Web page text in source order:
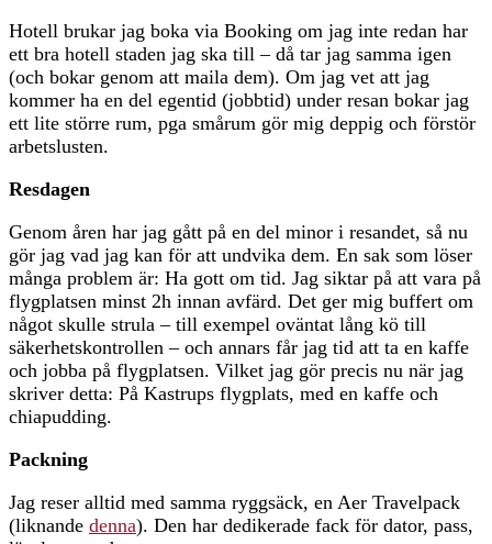
Hotell brukar jag boka via Booking om jag inte redan har
ett bra hotell staden jag ska till – då tar jag samma igen
(och bokar genom att maila dem). Om jag vet att jag
kommer ha en del egentid (jobbtid) under resan bokar jag
ett lite större rum, pga smårum gör mig deppig och förstör
arbetslusten.
Resdagen
Genom åren har jag gått på en del minor i resandet, så nu
gör jag vad jag kan för att undvika dem. En sak som löser
många problem är: Ha gott om tid. Jag siktar på att vara på
flygplatsen minst 2h innan avfärd. Det ger mig buffert om
något skulle strula – till exempel oväntat lång kö till
säkerhetskontrollen – och annars får jag tid att ta en kaffe
och jobba på flygplatsen. Vilket jag gör precis nu när jag
skriver detta: På Kastrups flygplats, med en kaffe och
chiapudding.
Packning
Jag reser alltid med samma ryggsäck, en Aer Travelpack
(liknande denna). Den har dedikerade fack för dator, pass,